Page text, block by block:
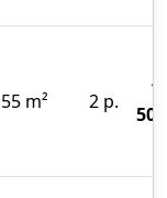
55 m² 2 p.